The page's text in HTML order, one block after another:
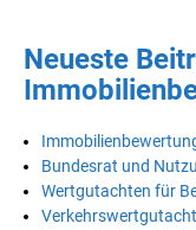
Neueste
Bundesrat und
Wertgutachten für